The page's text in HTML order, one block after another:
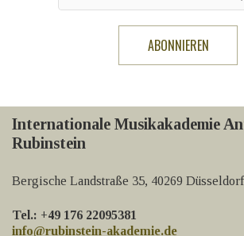
Internationale Musikakademie
Rubinstein
Bergische Landstraße 35, 40269
Tel.: +49 176 22095381
info@rubinstein-akademie.de